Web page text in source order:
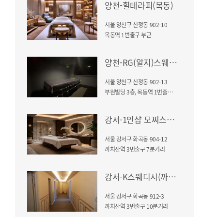
양천-힐테라피(목동)
서울 양천구 신정동 902-10
목동역 1번출구 부근
양천-RG(알지)스웨디시
서울 양천구 신정동 902-13
부원빌딩 3층, 목동역 1번출구 도보1분
강서-1인샵 모찌스웨디시(까치산역)
서울 강서구 화곡동 904-12
까치산역 3번출구 7분거리
강서-K스웨디시(까치산역)
서울 강서구 화곡동 912-3
까치산역 3번출구 10분거리